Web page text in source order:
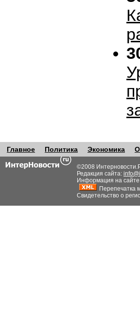
Главное Политика Экономика
©2008
Редакция сайта:
Информация на
Перепечатка
Свидетельство о